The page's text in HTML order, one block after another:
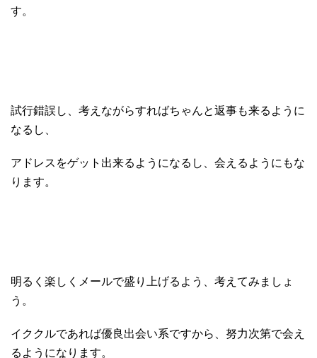
す。
試行錯誤し、考えながらすればちゃんと返事も来るように
なるし、
アドレスをゲット出来るようになるし、会えるようにもな
ります。
明るく楽しくメールで盛り上げるよう、考えてみましょ
う。
イククルであれば優良 出会い系ですから、努力次第で会え
るようになります。